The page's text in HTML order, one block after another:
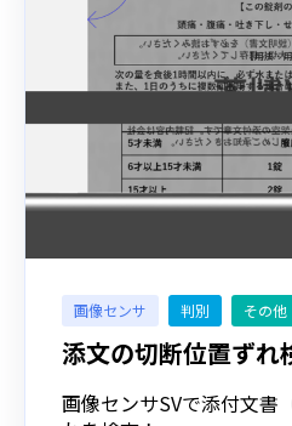
画像センサ 判別 その他
添文の切断位置ずれ
画像センサSVで添付文書